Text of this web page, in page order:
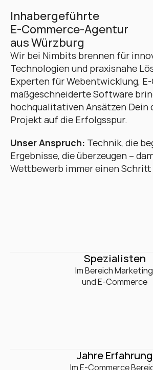
Inhabergeführte
E-Commerce-Agentur
aus Würzburg
Wir bei Nimbits brennen für
Technologien und praxisnahe
Experten für Webentwicklung,
maßgeschneiderte Software
hochqualitativen Ansätzen Dein
Projekt auf die Erfolgsspur.
Unser Anspruch: Technik, die
Ergebnisse, die überzeugen –
Wettbewerb immer einen
0+
Spezialisten
Im Bereich Marketing
und E-Commerce
Jahre Erfahrung
Im E-Commerce